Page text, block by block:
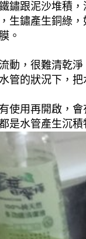
鏽跟泥沙堆積
生鏽產生銅綠
。
動，很難清乾
管的狀況下，把
使用再開啟，
是水管產生沉